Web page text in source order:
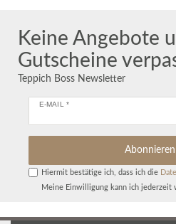
Keine Angebote
Gutscheine
Teppich Boss Newsletter
E-MAIL *
Abonnieren
Hiermit bestätige ich, dass ich die
Meine Einwilligung kann ich jederzeit